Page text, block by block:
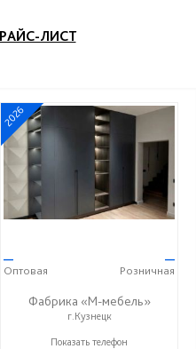
ЛИСТ
2026
—
Оптовая
—
Розничная
Фабрика «М-мебель»
г.Кузнецк
+7 (902) 349-19-19
Показать телефон